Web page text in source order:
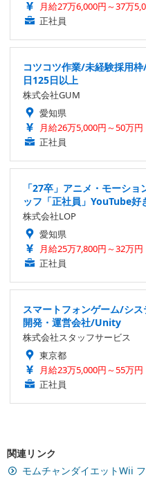
月給27万6,000円～37万
正社員
コツコツ作業/未経験採用
日125日以上
株式会社GUM
愛知県
月給26万5,000円～50万円
正社員
「27卒」アニメ・モーシ
ッフ「正社員」YouTube
株式会社LOP
愛知県
月給25万7,800円～32万円
正社員
スマートフォンゲーム/シ
開発・運営会社/Unity
株式会社スタッフサービス
東京都
月給23万5,000円～55万円
正社員
関連リンク
モムチャンダイエットWii